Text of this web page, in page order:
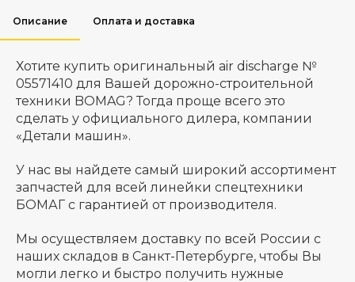
Описание Оплата и доставка
Хотите купить оригинальный air discharge №
05571410 для Вашей дорожно-строительной
техники BOMAG? Тогда проще всего это
сделать у официального дилера, компании
«Детали машин».
У нас вы найдете самый широкий ассортимент
запчастей для всей линейки спецтехники
БОМАГ с гарантией от производителя.
Мы осуществляем доставку по всей России с
наших складов в Санкт-Петербурге, чтобы Вы
могли легко и быстро получить нужные